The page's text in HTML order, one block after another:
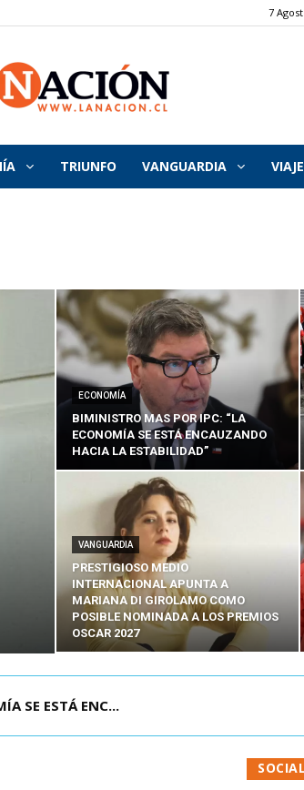
7
La
Nación
TRIUNFO VANGUARDIA
ECONOMÍA
BIMINISTRO MAS POR IPC: “LA
ECONOMÍA SE ESTÁ ENCAUZANDO
HACIA LA ESTABILIDAD”
VANGUARDIA
PRESTIGIOSO MEDIO
INTERNACIONAL APUNTA A
MARIANA DI GIROLAMO COMO
POSIBLE NOMINADA A LOS PREMIOS
OSCAR 2027
AL MENOS NUEVE MU...
SOCIAL